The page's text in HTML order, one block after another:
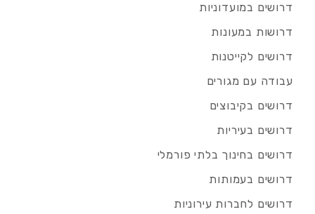
דרושים במועדוניות
דרושות במעונות
דרושים לקייטנות
עבודה עם מגורים
דרושים בקיבוצים
דרושים בעיריות
דרושים בחינוך בלתי פורמלי
דרושים בעמותות
דרושים לחברות עירוניות